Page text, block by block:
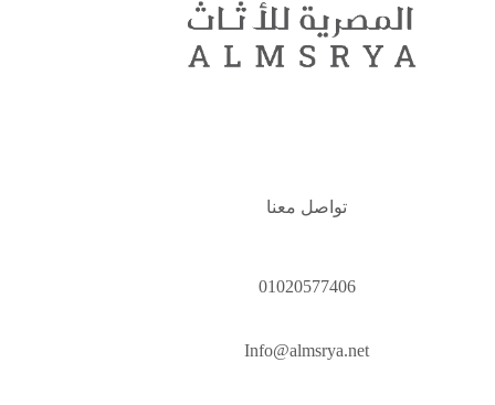
تواصل معنا
01020577406
Info@almsrya.net